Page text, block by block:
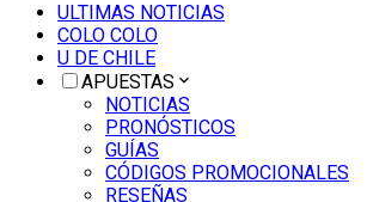
ULTIMAS NOTICIAS
COLO COLO
U DE CHILE
APUESTAS
NOTICIAS
PRONÓSTICOS
GUÍAS
CÓDIGOS PROMOCIONALES
RESEÑAS